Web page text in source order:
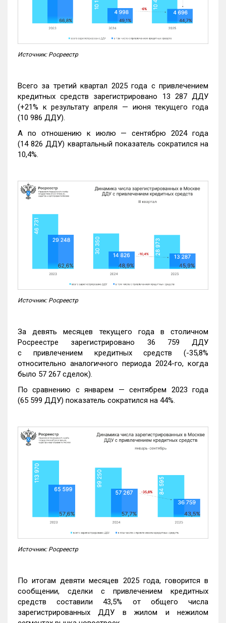
Источник: Росреестр
Всего за третий квартал 2025 года с привлечением
кредитных средств зарегистрировано 13 287 ДДУ
(+21% к результату апреля — июня текущего года
(10 986 ДДУ).
А по отношению к июлю — сентябрю 2024 года
(14 826 ДДУ) квартальный показатель сократился на
10,4%.
Источник: Росреестр
За девять месяцев текущего года в столичном
Росреестре зарегистрировано 36 759 ДДУ
с привлечением кредитных средств (-35,8%
относительно аналогичного периода 2024-го, когда
было 57 267 сделок).
По сравнению с январем — сентябрем 2023 года
(65 599 ДДУ) показатель сократился на 44%.
Источник: Росреестр
По итогам девяти месяцев 2025 года, говорится в
сообщении, сделки с привлечением кредитных
средств составили 43,5% от общего числа
зарегистрированных ДДУ в жилом и нежилом